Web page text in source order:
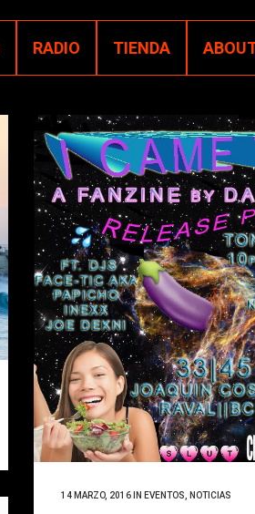
RADIO TIENDA
14 MARZO, 2016 IN EVENTOS NOTICIAS